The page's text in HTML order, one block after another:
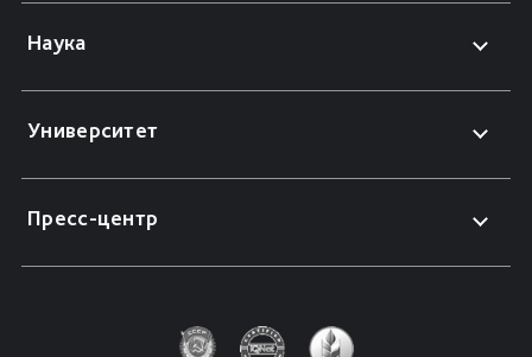
Наука
Университет
Пресс-центр